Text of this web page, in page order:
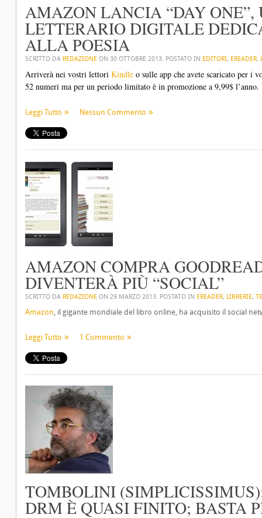
AMAZON LANCIA “DAY
LETTERARIO DIGITALE
ALLA POESIA
SCRITTO DA REDAZIONE ON 30 OTTOBRE 2013. POSTATO IN EDITORI, EREADER,
Arriverà nei vostri lettori Kindle o sulle app che avete scaricato per i
52 numeri ma per un periodo limitato è in promozione a 9,99$ l’anno.
Leggi Tutto Nessun Commento
AMAZON COMPRA
DIVENTERÀ PIÙ “SOCIAL”
SCRITTO DA REDAZIONE ON 29 MARZO 2013. POSTATO IN EREADER, LIBRERIE,
Amazon, il gigante mondiale del libro online, ha acquisito il social
Leggi Tutto 1 Commento
TOMBOLINI
DRM È QUASI FINITO; BASTA